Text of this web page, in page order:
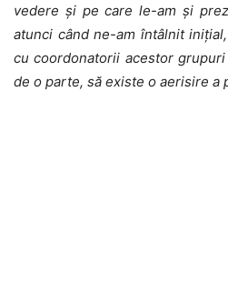
vedere și pe care le-am și
atunci când ne-am întâlnit
cu coordonatorii acestor
de o parte, să existe o aerisire a